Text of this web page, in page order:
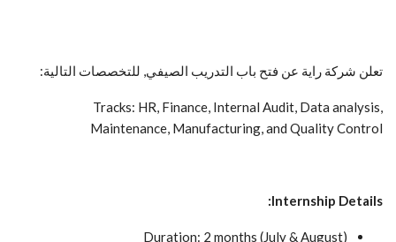
تعلن شركة راية عن فتح باب التدريب الصيفي, للتخصصات التالية:
Tracks: HR, Finance, Internal Audit, Data analysis,
Maintenance, Manufacturing, and Quality Control
Internship Details:
Duration: 2 months (July & August)